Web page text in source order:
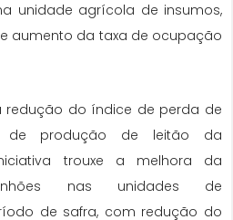
unidade agrícola de insumos,
aumento da taxa de ocupação
redução do índice de perda de
de produção de leitão da
trouxe a melhora da
nas unidades de
de safra, com redução do